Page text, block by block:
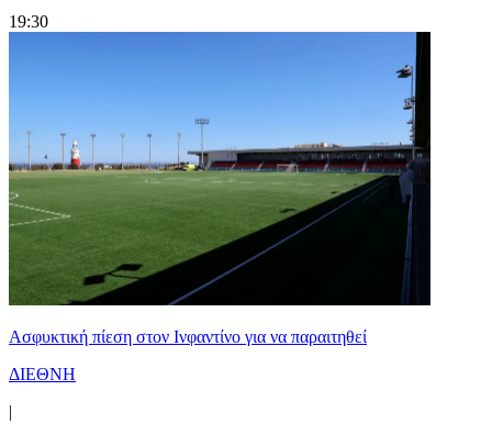
19:30
Ασφυκτική πίεση στον Ινφαντίνο για να παραιτηθεί
ΔΙΕΘΝΗ
|